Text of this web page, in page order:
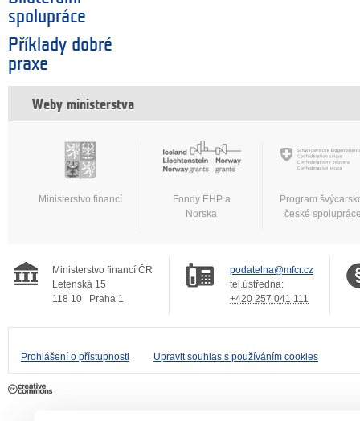
spolupráce
Příklady dobré
praxe
Weby ministerstva
Ministerstvo financí
Fondy EHP a
Norska
Program
české
Ministerstvo financí ČR
Letenská 15
118 10
Praha 1
podatelna@mfcr.cz
tel.ústředna:
+420 257 041 111
Prohlášení o přístupnosti Upravit souhlas s používáním cookies